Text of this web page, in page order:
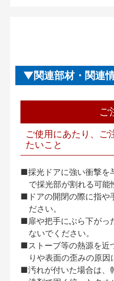
関連部材・関連
ご
ご使用にあたり、ご
たいこと
■採光ドアに強い衝撃を
で採光部が割れる可能
■ドアの開閉の際に指や
ださい。
■扉や把手にぶら下がっ
ないでください。
■ストーブ等の熱源を近
りや表面の歪みの原因
■汚れが付いた場合は、